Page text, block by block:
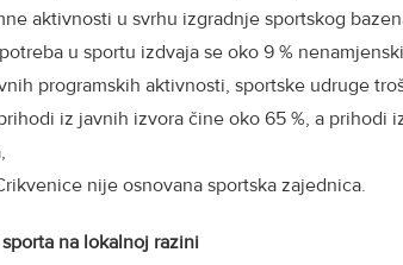
aktivnosti u svrhu izgradnje sportskog
u sportu izdvaja se oko 9 %
programskih aktivnosti, sportske udruge
iz javnih izvora čine oko 65 %, a prihodi
nije osnovana sportska zajednica.
na lokalnoj razini